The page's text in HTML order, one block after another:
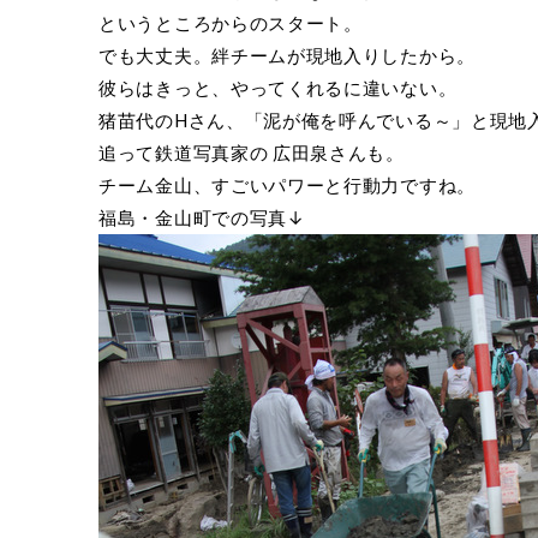
というところからのスタート。
でも大丈夫。絆チームが現地入りしたから。
彼らはきっと、やってくれるに違いない。
猪苗代のHさん、「泥が俺を呼んでいる～」と現地
追って鉄道写真家の 広田泉さんも。
チーム金山、すごいパワーと行動力ですね。
福島・金山町での写真↓